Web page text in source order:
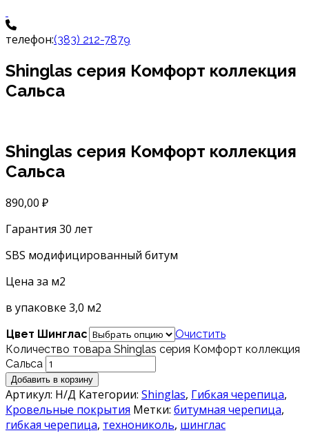
телефон:(383) 212-7879
Shinglas серия Комфорт коллекция
Cальca
Shinglas серия Комфорт коллекция
Cальca
890,00 ₽
Гарантия 30 лет
SBS модифицированный битум
Цена за м2
в упаковке 3,0 м2
Цвет Шинглас
Очистить
Количество товара Shinglas серия Комфорт коллекция
Cальca
Добавить в корзину
Артикул: Н/Д Категории: Shinglas, Гибкая черепица,
Кровельные покрытия Метки: битумная черепица,
гибкая черепица, технониколь, шинглас